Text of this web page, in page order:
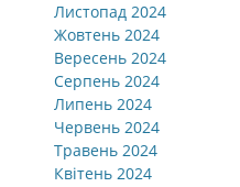
Листопад 2024
Жовтень 2024
Вересень 2024
Серпень 2024
Липень 2024
Червень 2024
Травень 2024
Квітень 2024